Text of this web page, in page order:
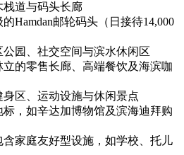
道与码头长廊
Hamdan邮轮码头（日接待14,000
园、社交空间与滨水休闲区
的零售长廊、高端餐饮及海滨咖
区、运动设施与休闲景点
，如辛达加博物馆及滨海迪拜购
家庭友好型设施，如学校、托儿